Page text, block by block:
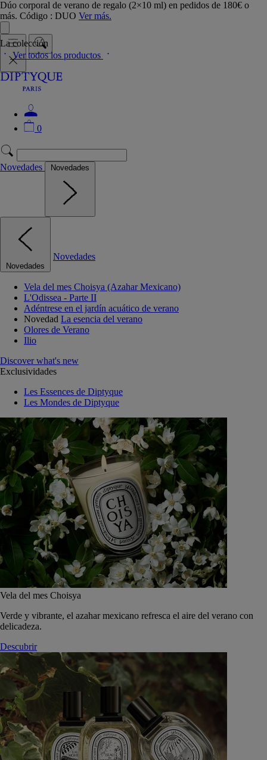
Dúo corporal de verano de regalo (2×10 ml) en pedidos de 180€ o
más. Código : DUO Ver más.
0
Novedades Novedades
Novedades
Novedades
Vela del mes Choisya (Azahar Mexicano)
L'Odissea - Parte II
Adéntrese en el jardín acuático de verano
Novedad La esencia del verano
Olores de Verano
Ilio
Discover what's new
Exclusividades
Les Essences de Diptyque
Les Mondes de Diptyque
Vela del mes Choisya
Verde y vibrante, el azahar mexicano refresca el aire del verano con
delicadeza.
Descubrir
La colección
Ver todos los productos